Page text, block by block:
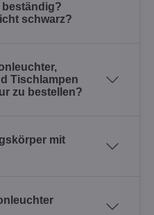
schwarz?
Tischlampen
zu bestellen?
mit